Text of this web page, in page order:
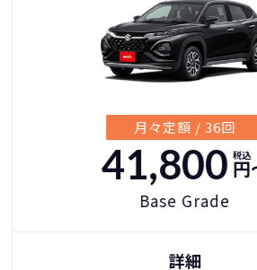
月々定額 / 36回
41,800 税込
円〜
Base Grade
詳細